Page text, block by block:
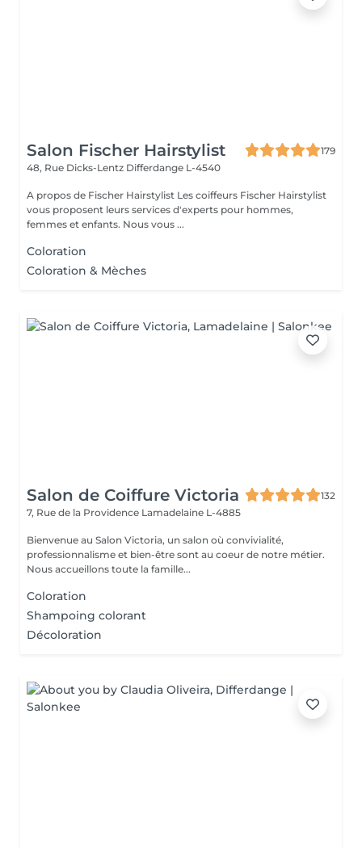
Salon Fischer Hairstylist
179
48, Rue Dicks-Lentz Differdange L-4540
A propos de Fischer Hairstylist Les coiffeurs Fischer Hairstylist
vous proposent leurs services d'experts pour hommes,
femmes et enfants. Nous vous ...
Coloration
Coloration & Mèches
Salon de Coiffure Victoria
132
7, Rue de la Providence Lamadelaine L-4885
Bienvenue au Salon Victoria, un salon où convivialité,
professionnalisme et bien-être sont au coeur de notre métier.
Nous accueillons toute la famille...
Coloration
Shampoing colorant
Décoloration